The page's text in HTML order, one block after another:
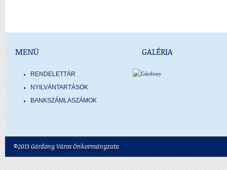
MENÜ
RENDELETTÁR
NYILVÁNTARTÁSOK
BANKSZÁMLASZÁMOK
GALÉRIA
©2013 Gárdony Város Önkormányzata